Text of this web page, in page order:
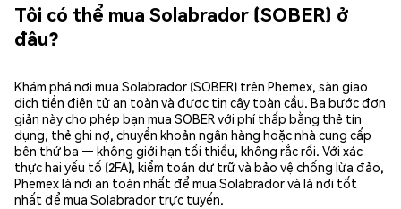
Tôi có thể mua Solabrador (SOBER) ở
đâu?
Khám phá nơi mua Solabrador (SOBER) trên Phemex, sàn giao
dịch tiền điện tử an toàn và được tin cậy toàn cầu. Ba bước đơn
giản này cho phép bạn mua SOBER với phí thấp bằng thẻ tín
dụng, thẻ ghi nợ, chuyển khoản ngân hàng hoặc nhà cung cấp
bên thứ ba — không giới hạn tối thiểu, không rắc rối. Với xác
thực hai yếu tố (2FA), kiểm toán dự trữ và bảo vệ chống lừa đảo,
Phemex là nơi an toàn nhất để mua Solabrador và là nơi tốt
nhất để mua Solabrador trực tuyến.